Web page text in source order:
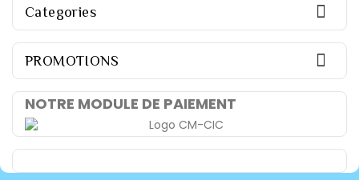
Categories 
PROMOTIONS 
NOTRE MODULE DE PAIEMENT